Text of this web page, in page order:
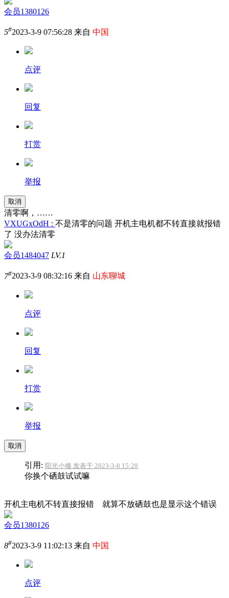
会员1380126
5#2023-3-9 07:56:28 来自 中国
点评
回复
打赏
举报
取消
清零啊，……
VXUGxOdH : 不是清零的问题 开机主电机都不转直接就报错
了 没办法清零
会员1484047 LV.1
7#2023-3-9 08:32:16 来自 山东聊城
点评
回复
打赏
举报
取消
引用: 阳光小修 发表于 2023-3-8 15:28
你换个硒鼓试试嘛
开机主电机不转直接报错 就算不放硒鼓也是显示这个错误
会员1380126
8#2023-3-9 11:02:13 来自 中国
点评